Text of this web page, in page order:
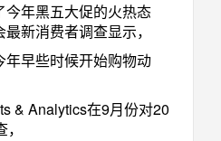
年黑五大促的火热态
新消费者调查显示，
早些时候开始购物动
& Analytics在9月份对20